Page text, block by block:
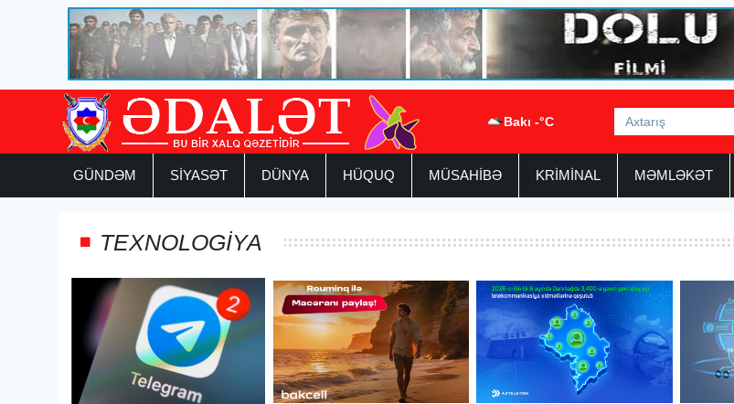
Bakı -°C
GÜNDƏM SİYASƏT DÜNYA HÜQUQ MÜSAHİBƏ KRİMİNAL MƏMLƏKƏT
TEXNOLOGİYA